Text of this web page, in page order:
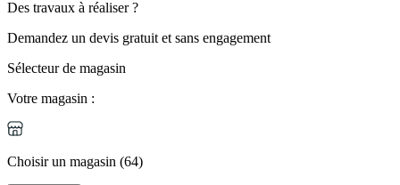
Des travaux à réaliser ?
Demandez un devis gratuitetsans engagement
Sélecteur de magasin
Votre magasin :
Choisir un magasin (64)